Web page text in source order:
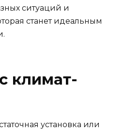
ситуаций и
станет идеальным
климат-
установка или